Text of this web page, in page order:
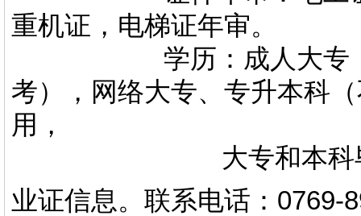
重机证，电梯证年审。
学历：成人大专，专
考），网络大专、专升本科
用，
大专和本科毕业证
业证信息。 联系电话 ： 0769-